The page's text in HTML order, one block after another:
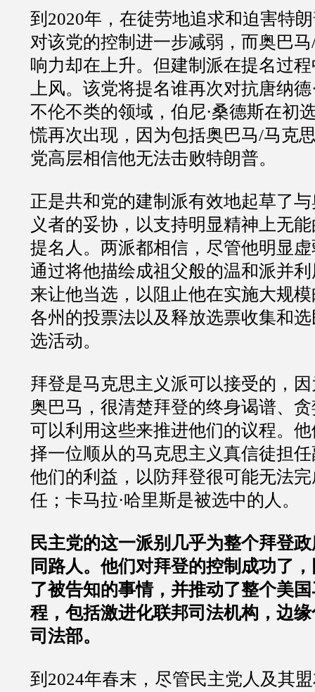
到2020年，在徒劳地追求和迫害特
对该党的控制进一步减弱，而奥巴
响力却在上升。但建制派在提名过
上风。该党将提名谁再次对抗唐纳
不伦不类的领域，伯尼·桑德斯在初
慌再次出现，因为包括奥巴马/马克
党高层相信他无法击败特朗普。
正是共和党的建制派有效地起草了
义者的妥协，以支持明显精神上无
提名人。两派都相信，尽管他明显
通过将他描绘成祖父般的温和派并
来让他当选，以阻止他在实施大规
各州的投票法以及释放选票收集和
选活动。
拜登是马克思主义派可以接受的，
奥巴马，很清楚拜登的终身谒谱、
可以利用这些来推进他们的议程。
择一位顺从的马克思主义真信徒担
他们的利益，以防拜登很可能无法
任；卡马拉·哈里斯是被选中的人。
民主党的这一派别几乎为整个拜登
同路人。他们对拜登的控制成功了
了被告知的事情，并推动了整个美
程，包括激进化联邦司法机构，边
司法部。
到2024年春末，尽管民主党人及其